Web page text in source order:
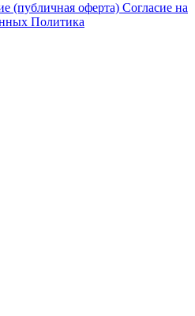
(публичная оферта) Согласие на
Политика